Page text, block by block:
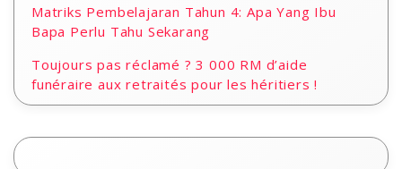
Matriks Pembelajaran Tahun 4: Apa Yang Ibu
Bapa Perlu Tahu Sekarang
Toujours pas réclamé ? 3 000 RM d’aide
funéraire aux retraités pour les héritiers !